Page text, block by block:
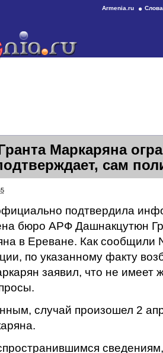
Armenia.ru
Маркаряна
сам
подтвердила
бюро АРФ Дашнакцутюн
в Ереване. Как сообщили
по указанному факту
заявил, что не имеет
случай произошел 2